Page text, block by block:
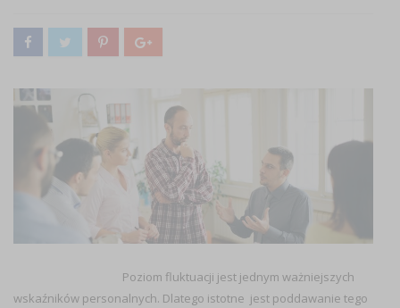
Poziom fluktuacji jest jednym ważniejszych
wskaźników personalnych. Dlatego istotne jest poddawanie tego